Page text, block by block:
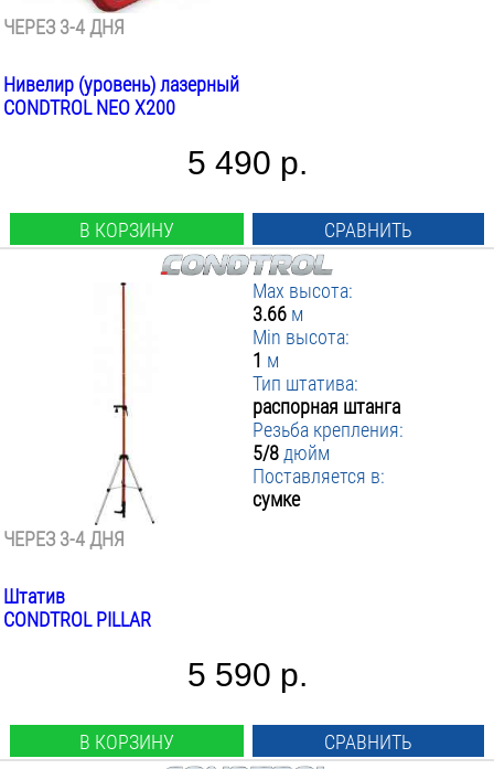
ЧЕРЕЗ 3-4 ДНЯ
Нивелир (уровень) лазерный
CONDTROL NEO X200
5 490 р.
В КОРЗИНУ СРАВНИТЬ
Max высота:
3.66 м
Min высота:
1 м
Тип штатива:
распорная штанга
Резьба крепления:
5/8 дюйм
Поставляется в:
сумке
ЧЕРЕЗ 3-4 ДНЯ
Штатив
CONDTROL PILLAR
5 590 р.
В КОРЗИНУ СРАВНИТЬ